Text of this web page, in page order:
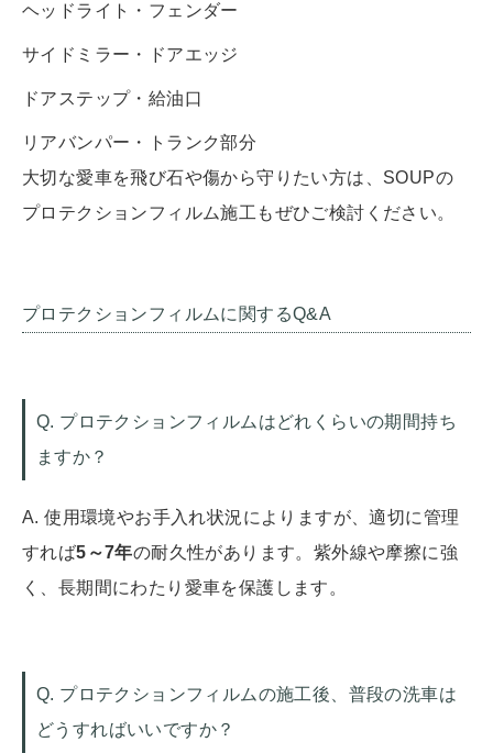
ヘッドライト・フェンダー
サイドミラー・ドアエッジ
ドアステップ・給油口
リアバンパー・トランク部分
大切な愛車を飛び石や傷から守りたい方は、SOUPの
プロテクションフィルム施工もぜひご検討ください。
プロテクションフィルムに関するQ&A
Q. プロテクションフィルムはどれくらいの期間持ち
ますか？
A. 使用環境やお手入れ状況によりますが、適切に管理
すれば5～7年の耐久性があります。紫外線や摩擦に強
く、長期間にわたり愛車を保護します。
Q. プロテクションフィルムの施工後、普段の洗車は
どうすればいいですか？